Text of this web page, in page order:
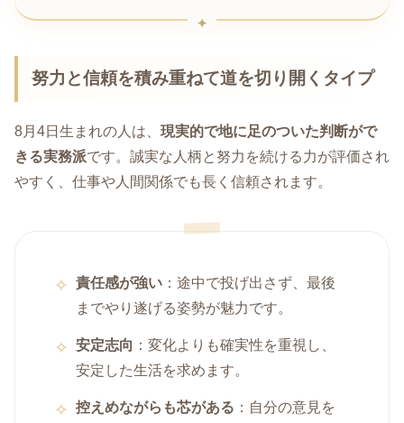
努力と信頼を積み重ねて道を切り開くタイプ
8月4日生まれの人は、 現実的で地に足のついた判断がで
きる実務派です。誠実な人柄と努力を続ける力が評価され
やすく、仕事や人間関係でも長く信頼されます。
責任感が強い ：途中で投げ出さず、最後
までやり遂げる姿勢が魅力です。
安定志向 ：変化よりも確実性を重視し、
安定した生活を求めます。
控えめながらも芯がある ：自分の意見を